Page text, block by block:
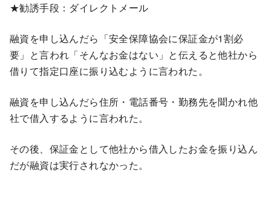
★勧誘手段：ダイレクトメール
融資を申し込んだら「安全保障協会に保証金が1割必
要」と言われ「そんなお金はない」と伝えると他社から
借りて指定口座に振り込むように言われた。
融資を申し込んだら住所・電話番号・勤務先を聞かれ他
社で借入するように言われた。
その後、保証金として他社から借入したお金を振り込ん
だが融資は実行されなかった。